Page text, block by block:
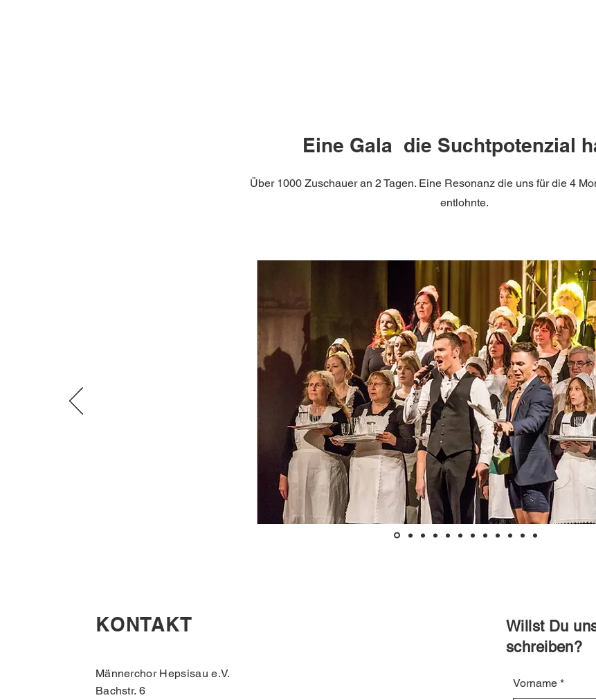
Eine Gala die Suchtpotenzial
Über 1000 Zuschauer an 2 Tagen. Eine Resonanz die uns für die 4
entlohnte.
KONTAKT
Männerchor Hepsisau e.V.
Bachstr. 6
Willst Du
schreiben?
Vorname